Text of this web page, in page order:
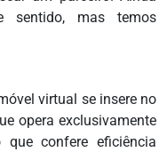
sentido, mas temos
virtual se insere no
opera exclusivamente
que confere eficiência